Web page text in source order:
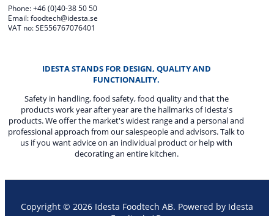
Phone: +46 (0)40-38 50 50
Email: foodtech@idesta.se
VAT no: SE556767076401
IDESTA STANDS FOR DESIGN, QUALITY AND
FUNCTIONALITY.
Safety in handling, food safety, food quality and that the
products work year after year are the hallmarks of Idesta's
products. We offer the market's widest range and a personal and
professional approach from our salespeople and advisors. Talk to
us if you want advice on an individual product or help with
decorating an entire kitchen.
Copyright © 2026 Idesta Foodtech AB. Powered by Idesta